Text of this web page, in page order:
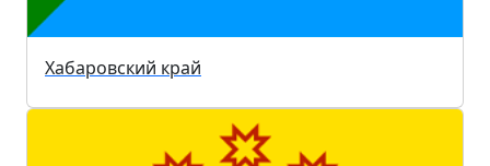
Хабаровский край